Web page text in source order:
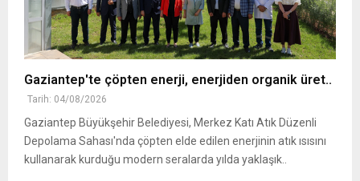
Gaziantep'te çöpten enerji, enerjiden organik üret..
Tarih: 04/08/2026
Gaziantep Büyükşehir Belediyesi, Merkez Katı Atık Düzenli
Depolama Sahası'nda çöpten elde edilen enerjinin atık ısısını
kullanarak kurduğu modern seralarda yılda yaklaşık..